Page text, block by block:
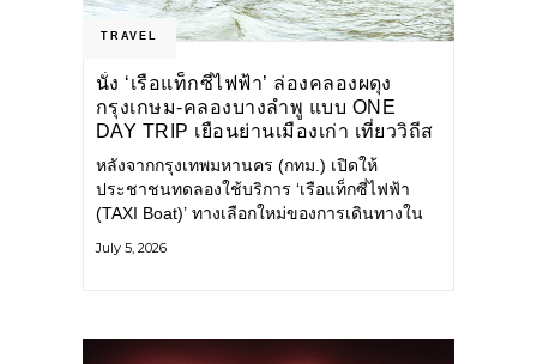
TRAVEL
นั่ง ‘เรือแท็กซี่ไฟฟ้า’ ล่องคลองผดุง
กรุงเกษม-คลองบางลำพู แบบ ONE
DAY TRIP เยือนย่านเมืองเก่า เที่ยววิถีส
โลว์ไลฟ์แบบรักษ์โลก
หลังจากกรุงเทพมหานคร (กทม.) เปิดให้
ประชาชนทดลองใช้บริการ ‘เรือแท็กซี่ไฟฟ้า
(TAXI Boat)’ ทางเลือกใหม่ของการเดินทางใน
แวดล้อม ผ่านแอปพลิเคชัน MuvMi (มูฟมี)
July 5, 2026